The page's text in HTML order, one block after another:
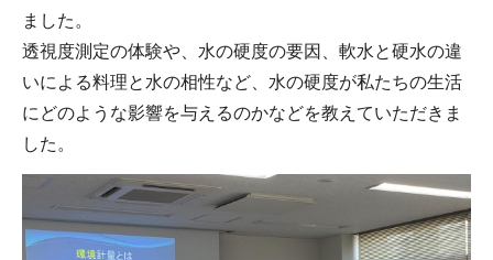
ました。
透視度測定の体験や、水の硬度の要因、軟水と硬水の違
いによる料理と水の相性など、水の硬度が私たちの生活
にどのような影響を与えるのかなどを教えていただきま
した。